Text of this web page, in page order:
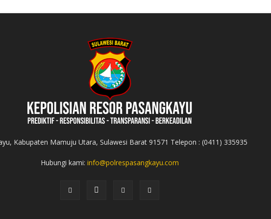
Kabupaten Mamuju Utara, Sulawesi Barat 91571 Telepon : (0411) 335935
Hubungi kami: info@polrespasangkayu.com